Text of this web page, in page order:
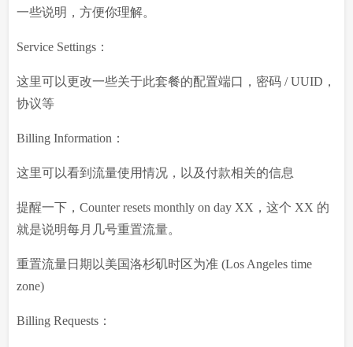
一些说明，方便你理解。
Service Settings：
这里可以更改一些关于此套餐的配置端口，密码 / UUID，
协议等
Billing Information：
这里可以看到流量使用情况，以及付款相关的信息
提醒一下，Counter resets monthly on day XX，这个 XX 的
就是说明每月几号重置流量。
重置流量日期以美国洛杉矶时区为准 (Los Angeles time
zone)
Billing Requests：